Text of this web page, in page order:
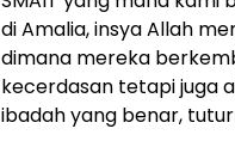
di Amalia, insya Allah
dimana mereka
kecerdasan tetapi juga
ibadah yang benar,